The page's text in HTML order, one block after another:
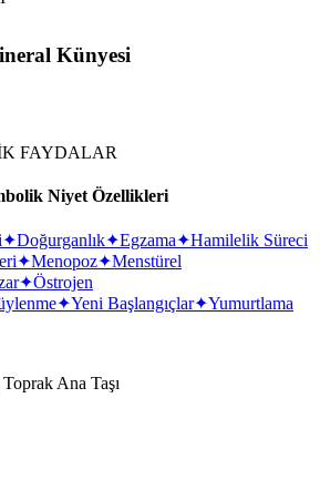
Künyesi
FAYDALAR
Niyet Özellikleri
✦Doğurganlık✦Egzama✦Hamilelik Süreci
✦Menopoz✦Menstürel
✦Östrojen
✦Yeni Başlangıçlar✦Yumurtlama
Ana Taşı